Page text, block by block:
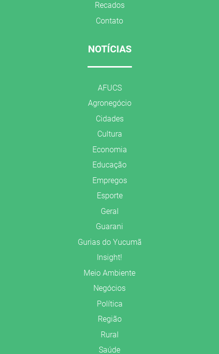
Recados
Contato
NOTÍCIAS
AFUCS
Agronegócio
Cidades
Cultura
Economia
Educação
Empregos
Esporte
Geral
Guarani
Gurias do Yucumã
Insight!
Meio Ambiente
Negócios
Política
Região
Rural
Saúde